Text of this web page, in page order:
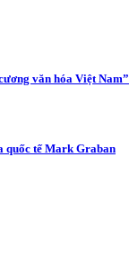
văn hóa Việt Nam”
quốc tế Mark Graban